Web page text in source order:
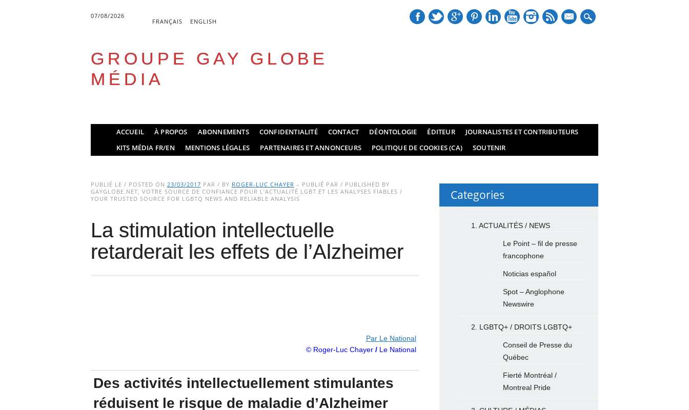
07/08/2026
FRANÇAIS ENGLISH
mail
GROUPE GAY GLOBE
MÉDIA
Main menu
ACCUEIL À PROPOS ABONNEMENTS CONFIDENTIALITÉ CONTACT DÉONTOLOGIE ÉDITEUR
JOURNALISTES ET CONTRIBUTEURS
KITS MÉDIA FR/EN
MENTIONS LÉGALES PARTENAIRES ET ANNONCEURS POLITIQUE DE COOKIES (CA) SOUTENIR
PUBLIÉ LE / POSTED ON 23/03/2017 PAR / BY ROGER-LUC CHAYER – PUBLIÉ PAR / PUBLISHED BY
GAYGLOBE.NET, VOTRE SOURCE DE CONFIANCE POUR L’ACTUALITÉ LGBT ET LES ANALYSES FIABLES /
YOUR TRUSTED SOURCE FOR LGBTQ NEWS AND RELIABLE ANALYSIS
La stimulation intellectuelle
retarderait les effets de l’Alzheimer
Par Le National
© Roger-Luc Chayer/Le National
Des activités intellectuellement stimulantes
réduisent le risque de maladie d’Alzheimer
Categories
1. ACTUALITÉS / NEWS
Le Point – fil de presse
francophone
Noticias español
Spot – Anglophone
Newswire
2. LGBTQ+ / DROITS LGBTQ+
Conseil de Presse du
Québec
Fierté Montréal /
Montreal Pride